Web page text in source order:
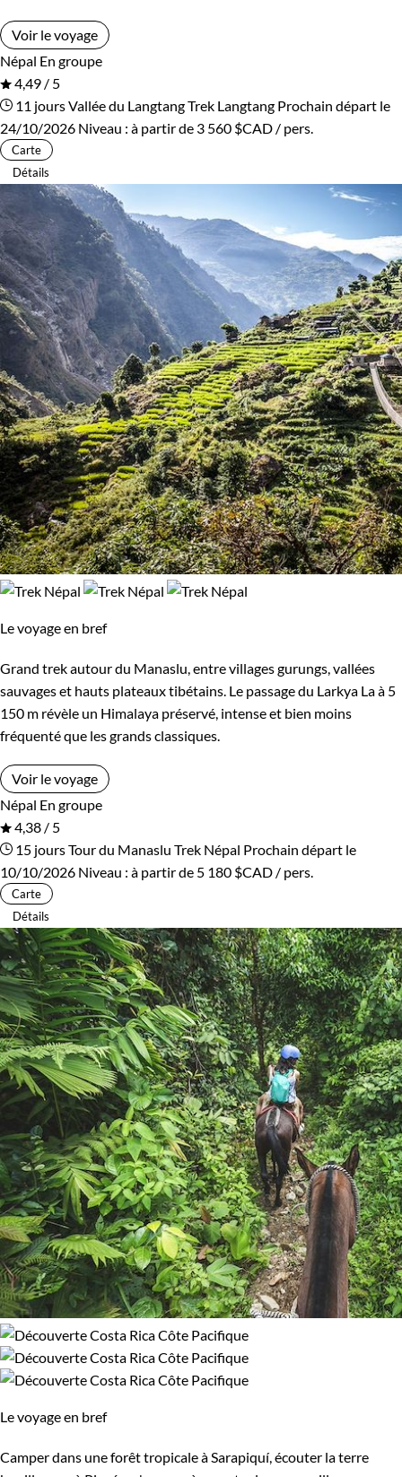
Voir le voyage
Népal En groupe
4,49 / 5
11 joursVallée du LangtangTrek Langtang Prochain départ le
24/10/2026 Niveau : à partir de 3 560 $CAD / pers.
Carte
Détails
Le voyage en bref
Grand trek autour du Manaslu, entre villages gurungs, vallées
sauvages et hauts plateaux tibétains. Le passage du Larkya La à 5
150 m révèle un Himalaya préservé, intense et bien moins
fréquenté que les grands classiques.
Voir le voyage
Népal En groupe
4,38 / 5
15 joursTour du Manaslu Trek Népal Prochain départ le
10/10/2026 Niveau : à partir de 5 180 $CAD / pers.
Carte
Détails
Le voyage en bref
Camper dans une forêt tropicale à Sarapiquí, écouter la terre